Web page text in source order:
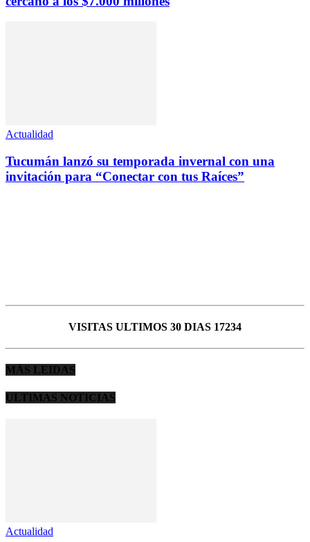
Actualidad
Tucumán lanzó su temporada invernal con una
invitación para “Conectar con tus Raíces”
VISITAS ULTIMOS 30 DIAS 17234
MÁS LEIDAS
ULTIMAS NOTICIAS
Actualidad